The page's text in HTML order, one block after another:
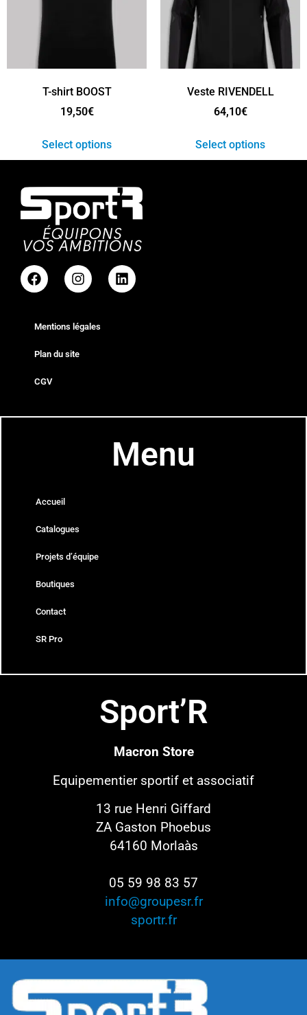
T-shirt BOOST
19,50€
Select options
Veste RIVENDELL
64,10€
Select options
Mentions légales
Plan du site
CGV
Menu
Accueil
Catalogues
Projets d’équipe
Boutiques
Contact
SR Pro
Sport’R
Macron Store
Equipementier sportif et associatif
13 rue Henri Giffard
ZA Gaston Phoebus
64160 Morlaàs
05 59 98 83 57
info@groupesr.fr
sportr.fr